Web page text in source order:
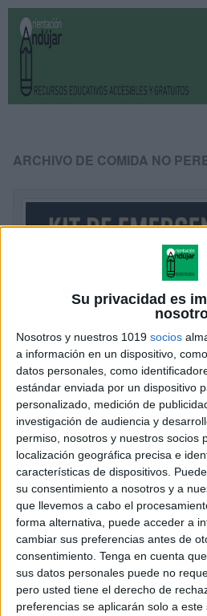
Su privacidad es
Nosotros y nuestros 1019 socios
a información en un dispositivo,
datos personales, como
estándar enviada por un dispositivo
personalizado, medición de
investigación de audiencia y
permiso, nosotros y nuestros socios
localización geográfica precisa e
características de dispositivos.
su consentimiento a nosotros y a
que llevemos a cabo el
forma alternativa, puede acceder a
cambiar sus preferencias antes de
consentimiento. Tenga en cuenta
sus datos personales puede no
pero usted tiene el derecho de
preferencias se aplicarán solo a
ARCHIVO DE COMIDA NO
Kit de emergencia en
necesitas para
Publicado el 1 mayo, 2025
El pasado lunes 28 de abril de
apagón eléctrico masivo que
todo el país, afectando
las telecomunicaciones, los
SEGUIR LEYENDO